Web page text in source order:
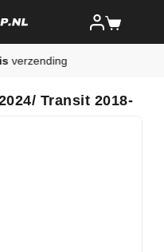
Transit 2018-